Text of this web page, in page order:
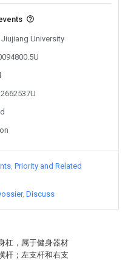
杠，属于健身器材
杆；左支杆和右支
University
Priority and Related
Discuss